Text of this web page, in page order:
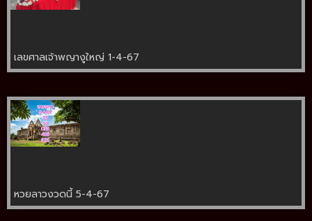
เลขศาลเจ้าพญางูใหญ่ 1-4-67
หวยลาวงวดนี้ 5-4-67